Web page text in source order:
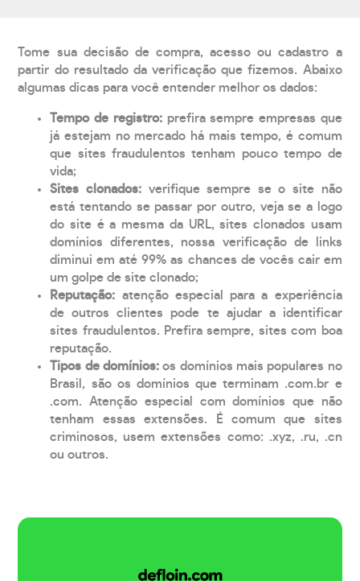
Tome sua decisão de compra, acesso ou cadastro a
partir do resultado da verificação que fizemos. Abaixo
algumas dicas para você entender melhor os dados:
Tempo de registro: prefira sempre empresas que
já estejam no mercado há mais tempo, é comum
que sites fraudulentos tenham pouco tempo de
vida;
Sites clonados: verifique sempre se o site não
está tentando se passar por outro, veja se a logo
do site é a mesma da URL, sites clonados usam
domínios diferentes, nossa verificação de links
diminui em até 99% as chances de vocês cair em
um golpe de site clonado;
Reputação: atenção especial para a experiência
de outros clientes pode te ajudar a identificar
sites fraudulentos. Prefira sempre, sites com boa
reputação.
Tipos de domínios:os domínios mais populares no
Brasil, são os domínios que terminam .com.br e
.com. Atenção especial com domínios que não
tenham essas extensões. É comum que sites
criminosos, usem extensões como: .xyz, .ru, .cn
ou outros.